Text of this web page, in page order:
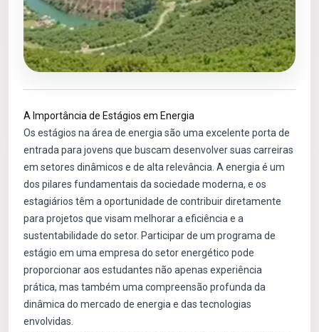
A Importância de Estágios em Energia
Os estágios na área de energia são uma excelente porta de
entrada para jovens que buscam desenvolver suas carreiras
em setores dinâmicos e de alta relevância. A energia é um
dos pilares fundamentais da sociedade moderna, e os
estagiários têm a oportunidade de contribuir diretamente
para projetos que visam melhorar a eficiência e a
sustentabilidade do setor. Participar de um programa de
estágio em uma empresa do setor energético pode
proporcionar aos estudantes não apenas experiência
prática, mas também uma compreensão profunda da
dinâmica do mercado de energia e das tecnologias
envolvidas.